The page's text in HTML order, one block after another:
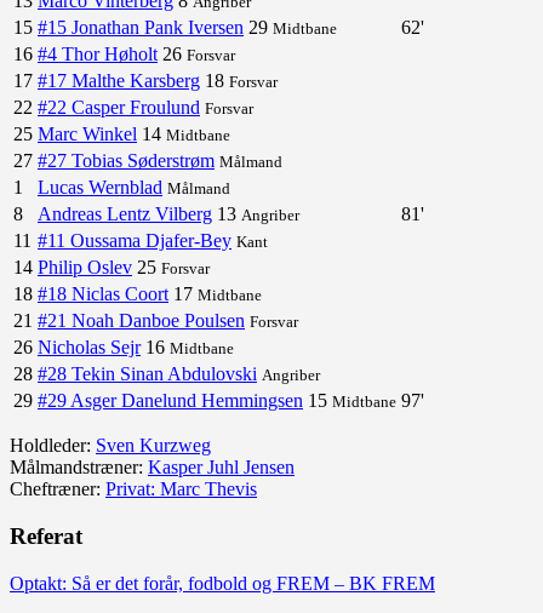
15 #15 Jonathan Pank Iversen 29 Midtbane
62'
16 #4 Thor Høholt 26 Forsvar
17 #17 Malthe Karsberg 18 Forsvar
22 #22 Casper Froulund Forsvar
25 Marc Winkel 14 Midtbane
27 #27 Tobias Søderstrøm Målmand
1 Lucas Wernblad Målmand
8 Andreas Lentz Vilberg 13 Angriber
81'
11 #11 Oussama Djafer-Bey Kant
14 Philip Oslev 25 Forsvar
18 #18 Niclas Coort 17 Midtbane
21 #21 Noah Danboe Poulsen Forsvar
26 Nicholas Sejr 16 Midtbane
28 #28 Tekin Sinan Abdulovski Angriber
29 #29 Asger Danelund Hemmingsen 15 Midtbane 97'
Holdleder: Sven Kurzweg
Målmandstræner: Kasper Juhl Jensen
Cheftræner: Privat: Marc Thevis
Referat
Optakt: Så er det forår, fodbold og FREM – BK FREM